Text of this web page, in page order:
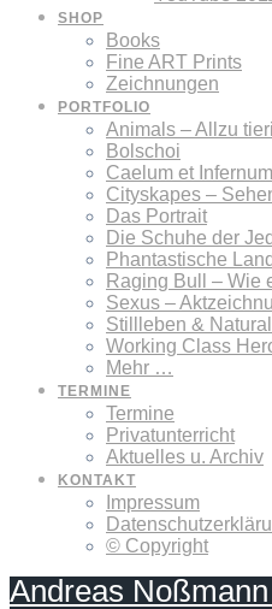
SHOP
Books
Fine ART Prints
Zeichnungen
PORTFOLIO
Animals – Allzu
Bolschoi
Caelum et Infernum
Cityskapes –
Das Portrait
Die Schuhe der
Phantastische
Raging Bull – Wie
Sexus –
Stillleben &
Working Class
Mehr …
TERMINE
Termine
Privatunterricht
Aktuelles u. Archiv
KONTAKT
Impressum
© Copyright
Andreas Noßmann